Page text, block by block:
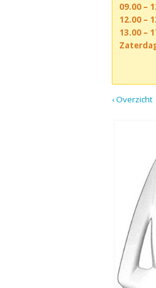
09.00 –
12.00 –
13.00 –
‹ Overzicht